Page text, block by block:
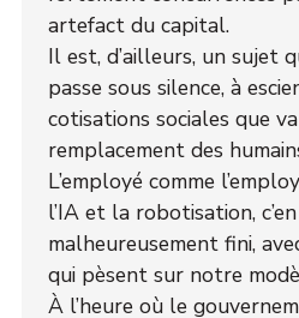
artefact du capital.
Il est, d’ailleurs, un sujet
passe sous silence, à
cotisations sociales que
remplacement des
L’employé comme
l’IA et la robotisation,
malheureusement fini,
qui pèsent sur notre
À l’heure où le